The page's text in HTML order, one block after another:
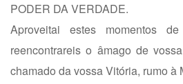
PODER DA VERDADE.
Aproveitai estes momentos
reencontrareis o âmago de
chamado da vossa Vitória, rumo à